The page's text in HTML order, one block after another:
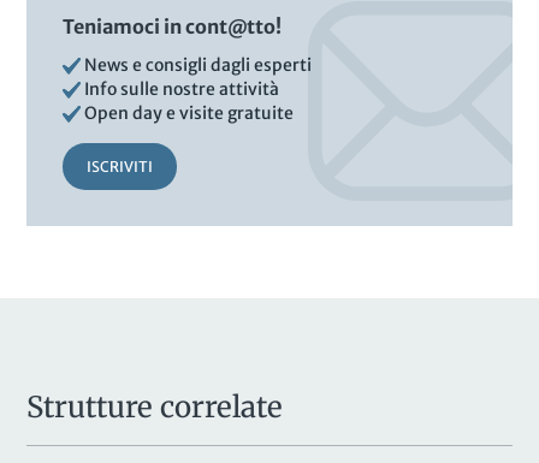
Teniamoci in cont@tto!
News e consigli dagli esperti
Info sulle nostre attività
Open day e visite gratuite
ISCRIVITI
Strutture correlate